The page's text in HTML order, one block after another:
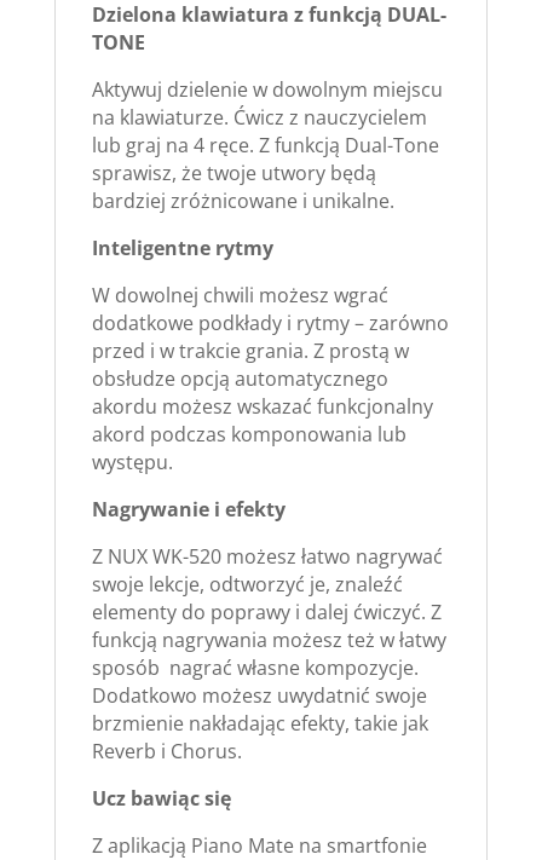
Dzielona klawiatura z funkcją DUAL-
TONE
Aktywuj dzielenie w dowolnym miejscu
na klawiaturze. Ćwicz z nauczycielem
lub graj na 4 ręce. Z funkcją Dual-Tone
sprawisz, że twoje utwory będą
bardziej zróżnicowane i unikalne.
Inteligentne rytmy
W dowolnej chwili możesz wgrać
dodatkowe podkłady i rytmy – zarówno
przed i w trakcie grania. Z prostą w
obsłudze opcją automatycznego
akordu możesz wskazać funkcjonalny
akord podczas komponowania lub
występu.
Nagrywanie i efekty
Z NUX WK-520 możesz łatwo nagrywać
swoje lekcje, odtworzyć je, znaleźć
elementy do poprawy i dalej ćwiczyć. Z
funkcją nagrywania możesz też w łatwy
sposób nagrać własne kompozycje.
Dodatkowo możesz uwydatnić swoje
brzmienie nakładając efekty, takie jak
Reverb i Chorus.
Ucz bawiąc się
Z aplikacją Piano Mate na smartfonie